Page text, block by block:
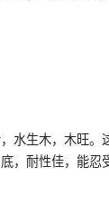
水生木，木旺
，耐性佳，能忍